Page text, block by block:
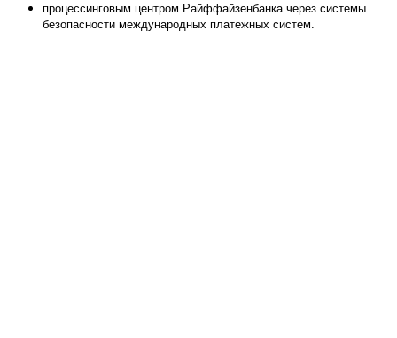
процессинговым центром Райффайзенбанка через системы
безопасности международных платежных систем.